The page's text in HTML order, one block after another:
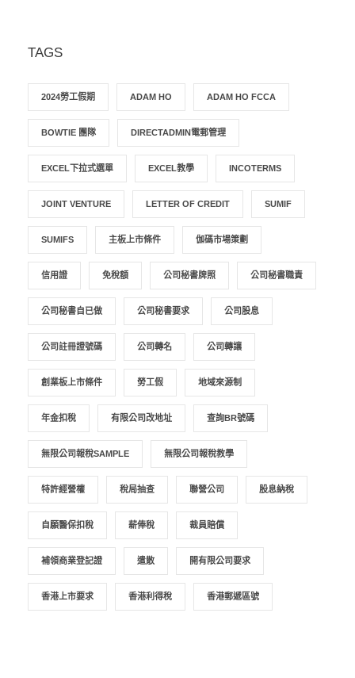
TAGS
2024勞工假期 ADAM HO ADAM HO FCCA
BOWTIE 團隊 DIRECTADMIN電郵管理
EXCEL下拉式選單 EXCEL教學 INCOTERMS
JOINT VENTURE LETTER OF CREDIT SUMIF
SUMIFS 主板上市條件 伽碼市場策劃
信用證 免稅額 公司秘書牌照 公司秘書職責
公司秘書自已做 公司秘書要求 公司股息
公司註冊證號碼 公司轉名 公司轉讓
創業板上市條件 勞工假 地域來源制
年金扣稅 有限公司改地址 查詢BR號碼
無限公司報稅SAMPLE 無限公司報稅教學
特許經營權 稅局抽查 聯營公司 股息納稅
自願醫保扣稅 薪俸稅 裁員賠償
補領商業登記證 遣散 開有限公司要求
香港上市要求 香港利得稅 香港郵遞區號